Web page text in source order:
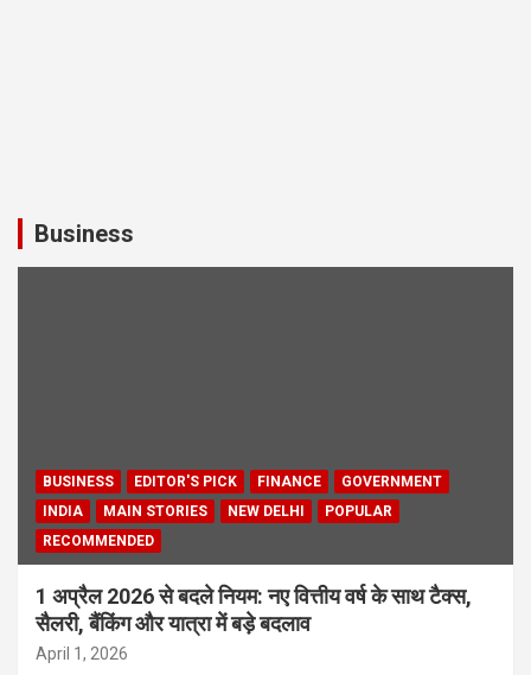
Business
BUSINESS EDITOR'S PICK FINANCE
GOVERNMENT
INDIA
MAIN STORIES NEW DELHI
POPULAR
RECOMMENDED
1 अप्रैल 2026 से बदले नियम: नए वित्तीय वर्ष के साथ टैक्स,
सैलरी, बैंकिंग और यात्रा में बड़े बदलाव
April 1, 2026